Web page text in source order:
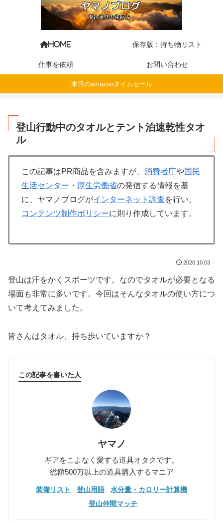
HOME 保存版：持ち物リスト
仕事を依頼 お問い合わせ
本日のamazonタイムセール
登山行動中のタオルとテント泊速乾性タオ
ル
この記事はPR商品を含みますが、 消費者庁や国民
生活センター ・ 厚生労働省の発信する情報を基
に、ヤマノブログがインターネット調査を行い、
コンテンツ制作ポリシーに則り作成しています。
2020.10.03
登山は汗をかくスポーツです。なのでタオルが必要となる
場面も非常に多いです。今回はそんなタオルの使い方につ
いて考えてみました。
皆さんはタオル、持ち歩いていますか？
この記事を書いた人
ヤマノ
ギアをこよなく愛する道具オタクです。
総額500万以上の道具購入するマニア
装備リスト 登山用語
水分量・カロリー計算機
登山仲間マッチ